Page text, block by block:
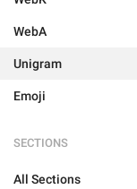
WebA
Unigram
Emoji
SECTIONS
All Sections